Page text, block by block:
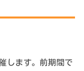
します。前期間で